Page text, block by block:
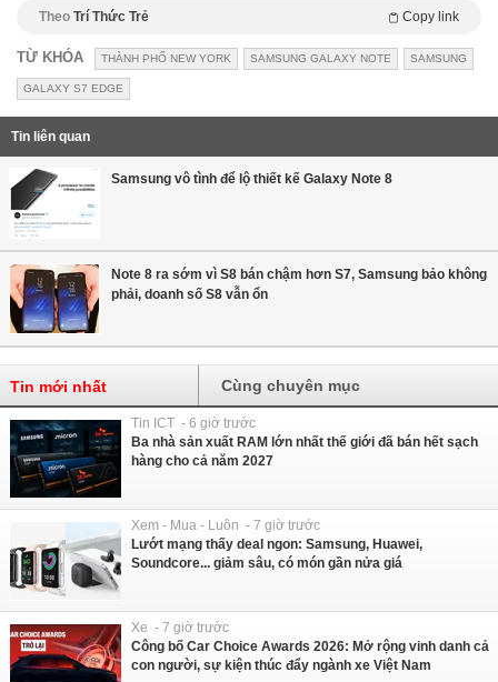
Theo Trí Thức Trẻ Copy link
TỪ KHÓA THÀNH PHỐ NEW YORK SAMSUNG GALAXY NOTE SAMSUNG
GALAXY S7 EDGE
Tin liên quan
Samsung vô tình để lộ thiết kế Galaxy Note 8
Note 8 ra sớm vì S8 bán chậm hơn S7, Samsung bảo không
phải, doanh số S8 vẫn ổn
Tin mới nhất Cùng chuyên mục
Tin ICT - 6 giờ trước
Ba nhà sản xuất RAM lớn nhất thế giới đã bán hết sạch
hàng cho cả năm 2027
Xem - Mua - Luôn - 7 giờ trước
Lướt mạng thấy deal ngon: Samsung, Huawei,
Soundcore... giảm sâu, có món gần nửa giá
Xe - 7 giờ trước
Công bố Car Choice Awards 2026: Mở rộng vinh danh cả
con người, sự kiện thúc đẩy ngành xe Việt Nam